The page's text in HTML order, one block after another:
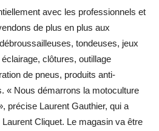
avec les professionnels et
de plus en plus aux
tondeuses, jeux
clôtures, outillage
de pneus, produits anti-
« Nous démarrons la motoculture
précise Laurent Gauthier, qui a
Cliquet. Le magasin va être